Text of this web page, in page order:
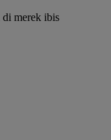
di merek ibis